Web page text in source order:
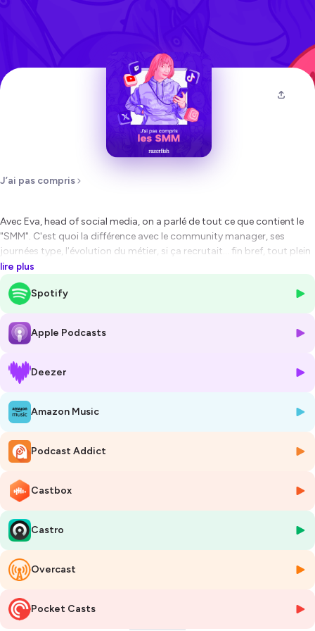
J’ai pas compris
Avec Eva, head of social media, on a parlé de tout ce que contient le
"SMM". C'est quoi la différence avec le community manager, ses
journées type, l'évolution du métier, si ça recrutait... fin bref, tout plein
de choses !
Hébergé par Ausha. Visitez
lire plus
Spotify
Apple Podcasts
Deezer
Amazon Music
Podcast Addict
Castbox
Castro
Overcast
Pocket Casts